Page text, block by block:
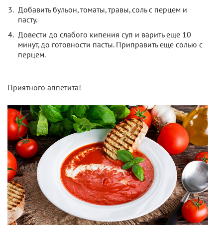
Добавить бульон, томаты, травы, соль с перцем и
пасту.
Довести до слабого кипения суп и варить еще 10
минут, до готовности пасты. Приправить еще солью с
перцем.
Приятного аппетита!